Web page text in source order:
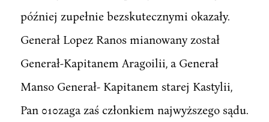
później zupełnie bezskutecznymi okazały.
Generał Lopez Ranos mianowany został
Generał-Kapitanem Aragoilii, a Generał
Manso Generał- Kapitanem starej Kastylii,
Pan 010zaga zaś członkiem najwyższego sądu.